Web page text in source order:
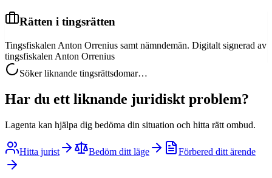
Rätten i tingsrätten
Tingsfiskalen Anton Orrenius samt nämndemän. Digitalt signerad av
tingsfiskalen Anton Orrenius
Söker liknande tingsrättsdomar…
Har du ett liknande juridiskt problem?
Lagenta kan hjälpa dig bedöma din situation och hitta rätt ombud.
Hitta jurist Bedöm ditt läge Förbered ditt ärende